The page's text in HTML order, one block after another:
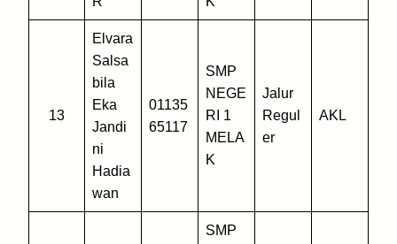
13
Elvara
Salsa
bila
Eka
Jandi
ni
Hadia
wan
01135
65117
SMP
NEGE
RI 1
MELA
K
Jalur
Regul
er
AKL
SMP